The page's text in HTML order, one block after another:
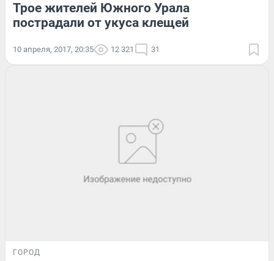
Трое жителей Южного Урала
пострадали от укуса клещей
10 апреля, 2017, 20:35 12 321 31
ГОРОД